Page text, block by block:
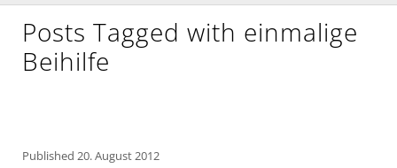
Posts Tagged with einmalige
Beihilfe
Published 20. August 2012